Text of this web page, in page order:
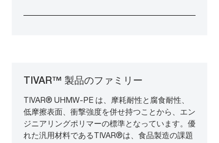
TIVAR™ 製品のファミリー
TIVAR® UHMW-PE は、摩耗耐性と腐食耐性、
低摩擦表面、衝撃強度を併せ持つことから、エン
ジニアリングポリマーの標準となっています。優
れた汎用材料であるTIVAR®は、食品製造の課題